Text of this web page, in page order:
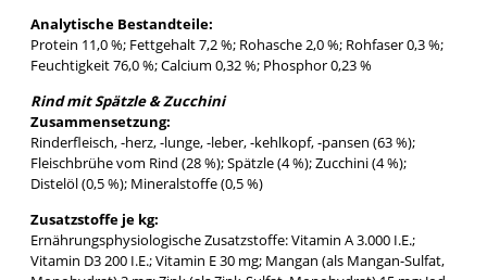
Analytische Bestandteile:
Protein 11,0 %; Fettgehalt 7,2 %; Rohasche 2,0 %; Rohfaser 0,3 %;
Feuchtigkeit 76,0 %; Calcium 0,32 %; Phosphor 0,23 %
Rind mit Spätzle & Zucchini
Zusammensetzung:
Rinderfleisch, -herz, -lunge, -leber, -kehlkopf, -pansen (63 %);
Fleischbrühe vom Rind (28 %); Spätzle (4 %); Zucchini (4 %);
Distelöl (0,5 %); Mineralstoffe (0,5 %)
Zusatzstoffe je kg:
Ernährungsphysiologische Zusatzstoffe: Vitamin A 3.000 I.E.;
Vitamin D3 200 I.E.; Vitamin E 30 mg; Mangan (als Mangan-Sulfat,